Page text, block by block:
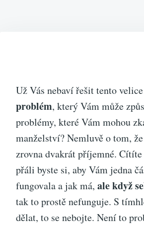
Už Vás nebaví řešit tento velice
problém, který Vám může
problémy, které Vám mohou
manželství? Nemluvě o tom,
zrovna dvakrát příjemné. Cítíte
přáli byste si, aby Vám jedna
fungovala a jak má, ale když
tak to prostě nefunguje. S
dělat, to se nebojte. Není to